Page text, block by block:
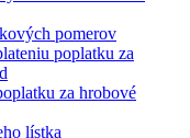
pomerov
poplatku za
za hrobové
lístka